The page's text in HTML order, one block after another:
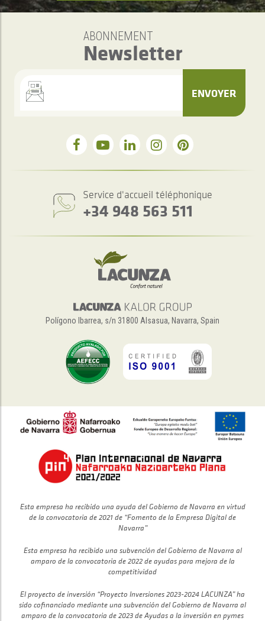
ABONNEMENT
Newsletter
ENVOYER
Service d'accueil téléphonique
+34 948 563 511
Polígono Ibarrea, s/n 31800 Alsasua, Navarra, Spain
Esta empresa ha recibido una ayuda del Gobierno de Navarra en virtud
de la convocatoria de 2021 de “Fomento de la Empresa Digital de
Navarra”
Esta empresa ha recibido una subvención del Gobierno de Navarra al
amparo de la convocatoria de 2022 de ayudas para mejora de la
competitividad
El proyecto de inversión “Proyecto Inversiones 2023-2024 LACUNZA” ha
sido cofinanciado mediante una subvención del Gobierno de Navarra al
amparo de la convocatoria de 2023 de Ayudas a la inversión en pymes